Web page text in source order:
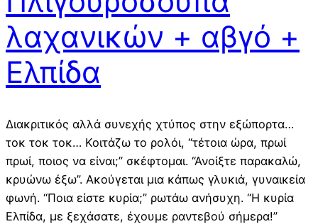
λαχανικών + αβγό +
Ελπίδα
Διακριτικός αλλά συνεχής χτύπος στην εξώπορτα…
τοκ τοκ τοκ… Κοιτάζω το ρολόι, “τέτοια ώρα, πρωί
πρωί, ποιος να είναι;” σκέφτομαι. “Ανοίξτε παρακαλώ,
κρυώνω έξω”. Ακούγεται μια κάπως γλυκιά, γυναικεία
φωνή. “Ποια είστε κυρία;” ρωτάω ανήσυχη. “Η κυρία
Ελπίδα, με ξεχάσατε, έχουμε ραντεβού σήμερα!”